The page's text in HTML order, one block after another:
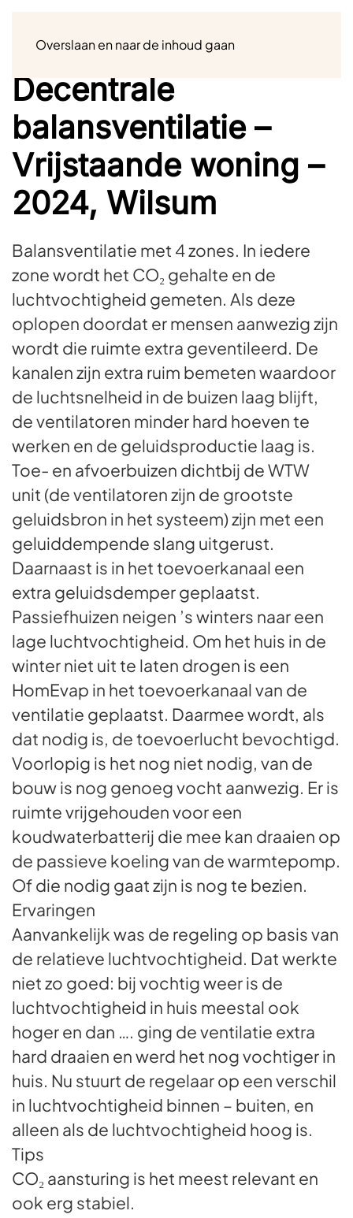
Overslaan en naar de inhoud gaan
Decentrale
balansventilatie –
Vrijstaande woning –
2024, Wilsum
Balansventilatie met 4 zones. In iedere
zone wordt het CO₂ gehalte en de
luchtvochtigheid gemeten. Als deze
oplopen doordat er mensen aanwezig zijn
wordt die ruimte extra geventileerd. De
kanalen zijn extra ruim bemeten waardoor
de luchtsnelheid in de buizen laag blijft,
de ventilatoren minder hard hoeven te
werken en de geluidsproductie laag is.
Toe- en afvoerbuizen dichtbij de WTW
unit (de ventilatoren zijn de grootste
geluidsbron in het systeem) zijn met een
geluiddempende slang uitgerust.
Daarnaast is in het toevoerkanaal een
extra geluidsdemper geplaatst.
Passiefhuizen neigen ’s winters naar een
lage luchtvochtigheid. Om het huis in de
winter niet uit te laten drogen is een
HomEvap in het toevoerkanaal van de
ventilatie geplaatst. Daarmee wordt, als
dat nodig is, de toevoerlucht bevochtigd.
Voorlopig is het nog niet nodig, van de
bouw is nog genoeg vocht aanwezig. Er is
ruimte vrijgehouden voor een
koudwaterbatterij die mee kan draaien op
de passieve koeling van de warmtepomp.
Of die nodig gaat zijn is nog te bezien.
Ervaringen
Aanvankelijk was de regeling op basis van
de relatieve luchtvochtigheid. Dat werkte
niet zo goed: bij vochtig weer is de
luchtvochtigheid in huis meestal ook
hoger en dan …. ging de ventilatie extra
hard draaien en werd het nog vochtiger in
huis. Nu stuurt de regelaar op een verschil
in luchtvochtigheid binnen – buiten, en
alleen als de luchtvochtigheid hoog is.
Tips
CO₂ aansturing is het meest relevant en
ook erg stabiel.